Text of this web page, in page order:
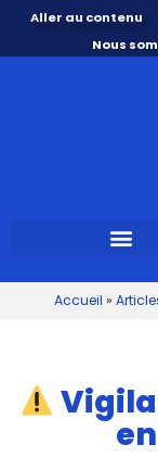
Aller au contenu
Nous
Accueil »